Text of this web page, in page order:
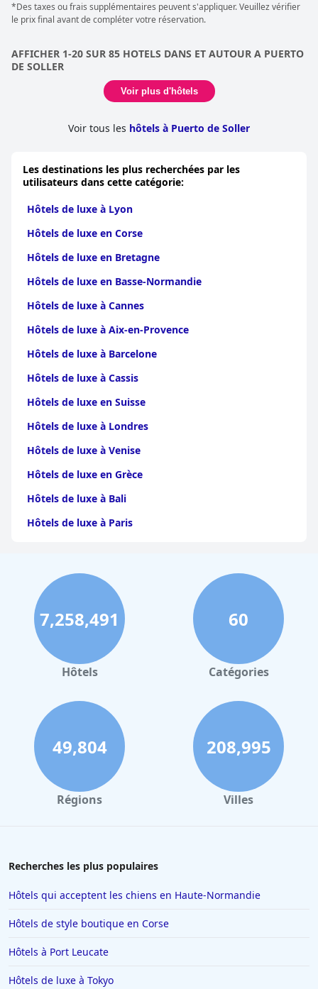
*Des taxes ou frais supplémentaires peuvent s'appliquer. Veuillez vérifier
le prix final avant de compléter votre réservation.
AFFICHER 1-20 SUR 85 HOTELS DANS ET AUTOUR A PUERTO
DE SOLLER
Voir plus d'hôtels
Voir tous les hôtels à Puerto de Soller
Les destinations les plus recherchées par les
utilisateurs dans cette catégorie:
Hôtels de luxe à Lyon
Hôtels de luxe en Corse
Hôtels de luxe en Bretagne
Hôtels de luxe en Basse-Normandie
Hôtels de luxe à Cannes
Hôtels de luxe à Aix-en-Provence
Hôtels de luxe à Barcelone
Hôtels de luxe à Cassis
Hôtels de luxe en Suisse
Hôtels de luxe à Londres
Hôtels de luxe à Venise
Hôtels de luxe en Grèce
Hôtels de luxe à Bali
Hôtels de luxe à Paris
Hôtels de luxe au Maroc
Hôtels de luxe à Avignon
Hôtels de luxe en Crète
Hôtels de luxe à Zanzibar
Hôtels de luxe au Pays basque
Hôtels de luxe à Ibiza
Hôtels de luxe en Turquie
Hôtels de luxe en Andalousie
Hôtels de luxe en Polynésie française
Hôtels de luxe à Berlin
Hôtels de luxe à Mougins
Hôtels de luxe en Laponie
Hôtels de luxe à Saint-Remy-de-Provence
7,258,491
Hôtels
60
Catégories
49,804
Régions
208,995
Villes
Recherches les plus populaires
Hôtels qui acceptent les chiens en Haute-Normandie
Hôtels de style boutique en Corse
Hôtels à Port Leucate
Hôtels de luxe à Tokyo